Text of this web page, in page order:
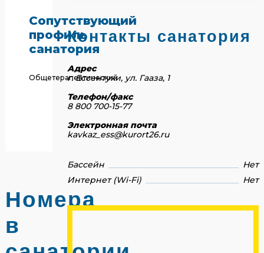
Сопутствующий
профиль
санатория
Общетерапевтический
Номера
в
Контакты санатория
Адрес
г. Ессентуки, ул. Гааза, 1
Телефон/факс
8 800 700-15-77
Электронная почта
kavkaz_ess@kurort26.ru
Бассейн
Нет
Интернет (Wi-Fi)
Нет